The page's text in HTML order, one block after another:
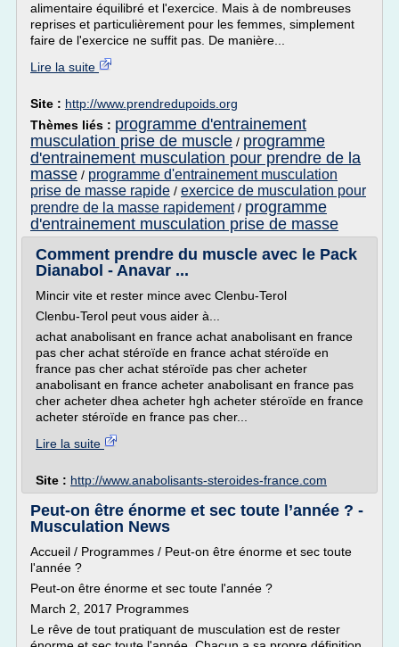
alimentaire équilibré et l'exercice. Mais à de nombreuses
reprises et particulièrement pour les femmes, simplement
faire de l'exercice ne suffit pas. De manière...
Lire la suite
Site : http://www.prendredupoids.org
Thèmes liés : programme d'entrainement
musculation prise de muscle / programme
d'entrainement musculation pour prendre de la
masse / programme d'entrainement musculation
prise de masse rapide / exercice de musculation pour
prendre de la masse rapidement/ programme
d'entrainement musculation prise de masse
Comment prendre du muscle avec le Pack
Dianabol - Anavar ...
Mincir vite et rester mince avec Clenbu-Terol
Clenbu-Terol peut vous aider à...
achat anabolisant en france achat anabolisant en france
pas cher achat stéroïde en france achat stéroïde en
france pas cher achat stéroïde pas cher acheter
anabolisant en france acheter anabolisant en france pas
cher acheter dhea acheter hgh acheter stéroïde en france
acheter stéroïde en france pas cher...
Lire la suite
Site : http://www.anabolisants-steroides-france.com
Peut-on être énorme et sec toute l’année ? -
Musculation News
Accueil / Programmes / Peut-on être énorme et sec toute
l'année ?
Peut-on être énorme et sec toute l'année ?
March 2, 2017 Programmes
Le rêve de tout pratiquant de musculation est de rester